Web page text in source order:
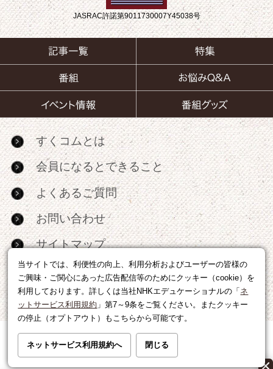
当サイトでは、利便性の向上、利用分析およびユーザーの皆様の
ご興味・ご関心にあった広告配信等のためにクッキー（cookie）を
利用しております。詳しくは当社NHKエデュケーショナルの「 ネ
ットサービス利用規約 」第7～9条をご覧ください。またクッキー
の停止（オプトアウト）もこちらから可能です。
ネットサービス利用規約へ 閉じる
JASRAC許諾第9011730007Y45038号
すくコムとは
会員になるとできること
よくあるご質問
お問い合わせ
サイトマップ
RSS
広告出稿・パートナーシップについて
利用規約|個人情報の取り扱いについて
運営会社|広告に関するお問い合わせ